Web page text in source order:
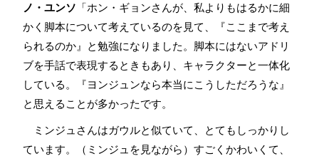
ノ・ユンソ 「ホン・ギョンさんが、私よりもはるかに細
かく脚本について考えているのを見て、『ここまで考え
られるのか』と勉強になりました。脚本にはないアドリ
ブを手話で表現するときもあり、キャラクターと一体化
している。『ヨンジュンなら本当にこうしただろうな』
と思えることが多かったです。
ミンジュさんはガウルと似ていて、とてもしっかりし
ています。（ミンジュを見ながら）すごくかわいくて、